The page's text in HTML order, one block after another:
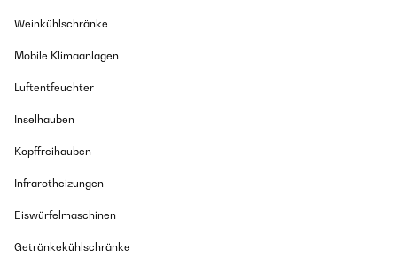
Weinkühlschränke
Mobile Klimaanlagen
Luftentfeuchter
Inselhauben
Kopffreihauben
Infrarotheizungen
Eiswürfelmaschinen
Getränkekühlschränke